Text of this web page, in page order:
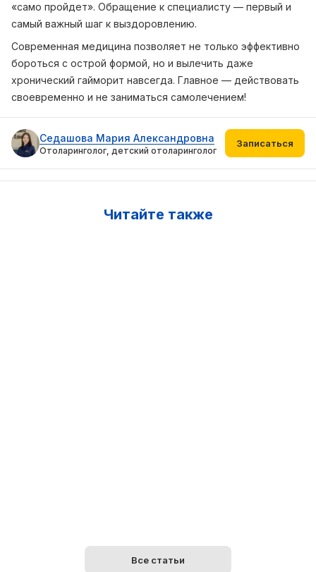
«само пройдет». Обращение к специалисту — первый и
самый важный шаг к выздоровлению.
Современная медицина позволяет не только эффективно
бороться с острой формой, но и вылечить даже
хронический гайморит навсегда. Главное — действовать
своевременно и не заниматься самолечением!
Седашова Мария Александровна
Отоларинголог, детский отоларинголог
Записаться
Читайте также
Все статьи